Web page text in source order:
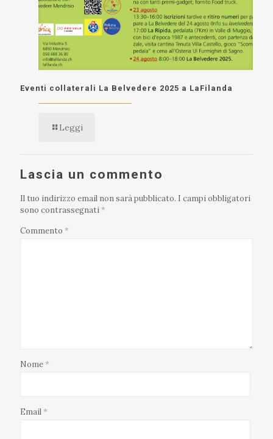
Eventi collaterali La Belvedere 2025 a LaFilanda
Leggi
Lascia un commento
Il tuo indirizzo email non sarà pubblicato. I campi obbligatori
sono contrassegnati *
Commento *
Nome *
Email *